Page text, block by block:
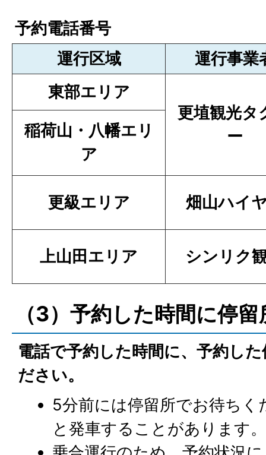
予約電話番号
運行区域
運行事業
東部エリア
更埴観光タ
ー
稲荷山・八幡エリ
ア
更級エリア 畑山ハイ
上山田エリア シンリク
（3）予約した時間に停
電話で予約した時間に、予約し
ださい。
5分前には停留所でお待ち
と発車することがあります